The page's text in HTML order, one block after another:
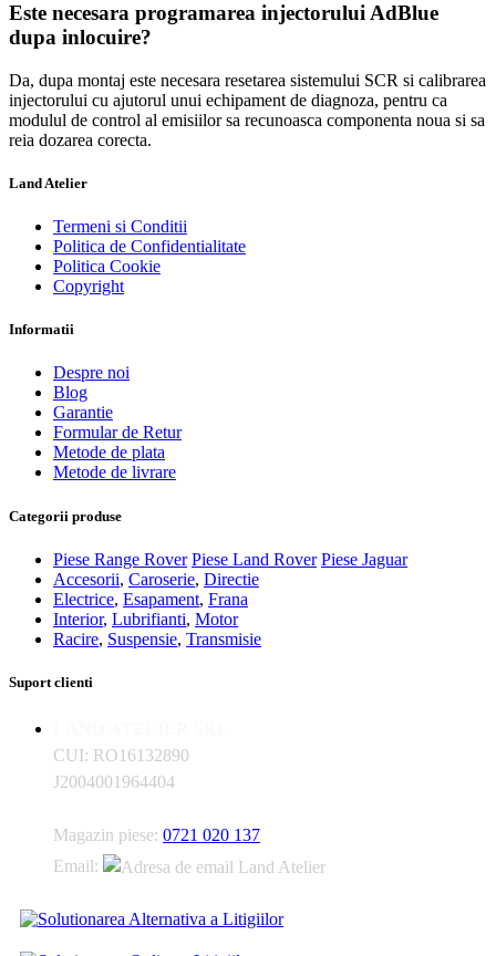
Este necesara programarea injectorului AdBlue
dupa inlocuire?
Da, dupa montaj este necesara resetarea sistemului SCR si calibrarea
injectorului cu ajutorul unui echipament de diagnoza, pentru ca
modulul de control al emisiilor sa recunoasca componenta noua si sa
reia dozarea corecta.
Land Atelier
Termeni si Conditii
Politica de Confidentialitate
Politica Cookie
Copyright
Informatii
Despre noi
Blog
Garantie
Formular de Retur
Metode de plata
Metode de livrare
Categorii produse
Piese Range Rover Piese Land Rover Piese Jaguar
Accesorii, Caroserie, Directie
Electrice, Esapament, Frana
Interior, Lubrifianti, Motor
Racire, Suspensie, Transmisie
Suport clienti
CUI: RO16132890
J2004001964404
Magazin piese: 0721 020 137
Email: